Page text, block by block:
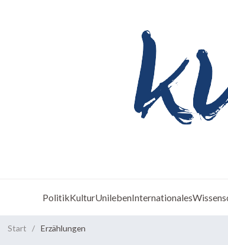
PolitikKulturUnilebenInternationales
Start / Erzählungen